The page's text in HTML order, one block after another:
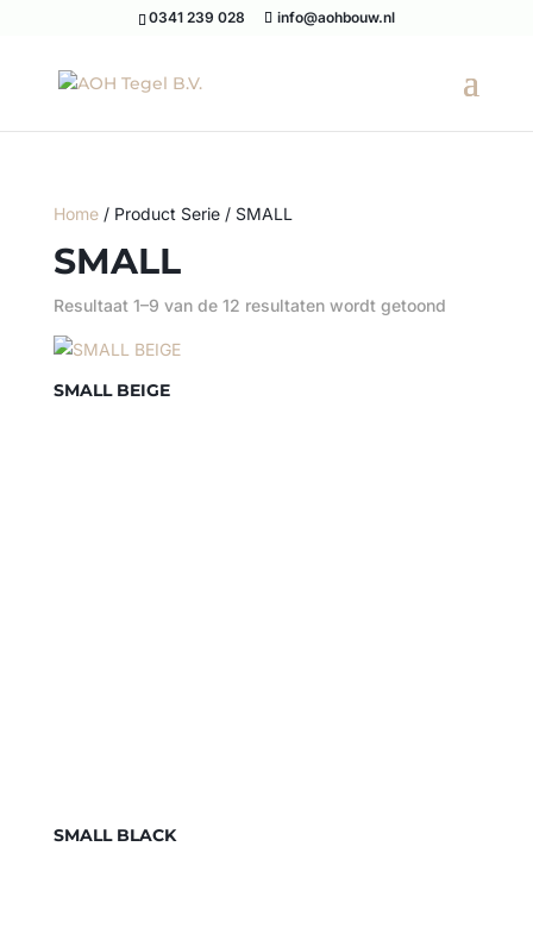
0341 239 028 info@aohbouw.nl
Home/ Product Serie / SMALL
SMALL
Resultaat 1–9 van de 12 resultaten wordt getoond
SMALL BEIGE
SMALL BLACK